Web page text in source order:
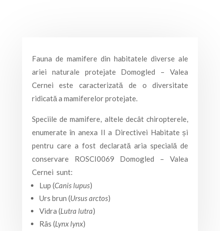
Fauna de mamifere din habitatele diverse ale
ariei naturale protejate Domogled – Valea
Cernei este caracterizată de o diversitate
ridicată a mamiferelor protejate.
Speciile de mamifere, altele decât chiropterele,
enumerate în anexa II a Directivei Habitate și
pentru care a fost declarată aria specială de
conservare ROSCI0069 Domogled – Valea
Cernei sunt:
Lup (Canis lupus)
Urs brun (Ursus arctos)
Vidra (Lutra lutra)
Râs (Lynx lynx)